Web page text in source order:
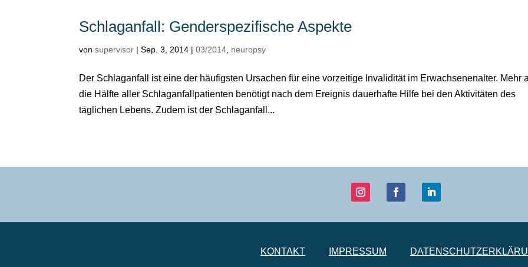
Schlaganfall: Genderspezifische Aspekte
vonsupervisor |Sep. 3, 2014 |03/2014 neuropsy
Der Schlaganfall ist eine der häufigsten Ursachen für eine vorzeitige Invalidität im Erwachsenenalter. Mehr
die Hälfte aller Schlaganfallpatienten benötigt nach dem Ereignis dauerhafte Hilfe bei den Aktivitäten des
täglichen Lebens. Zudem ist der Schlaganfall...
KONTAKT IMPRESSUM